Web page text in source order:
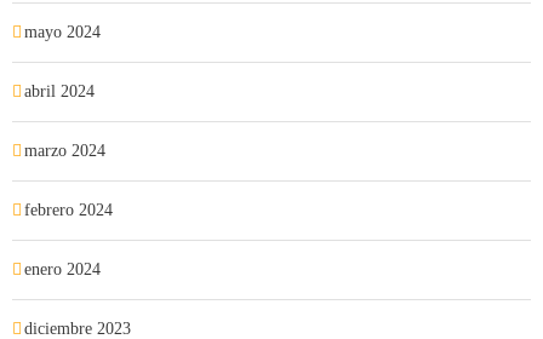
mayo 2024
abril 2024
marzo 2024
febrero 2024
enero 2024
diciembre 2023